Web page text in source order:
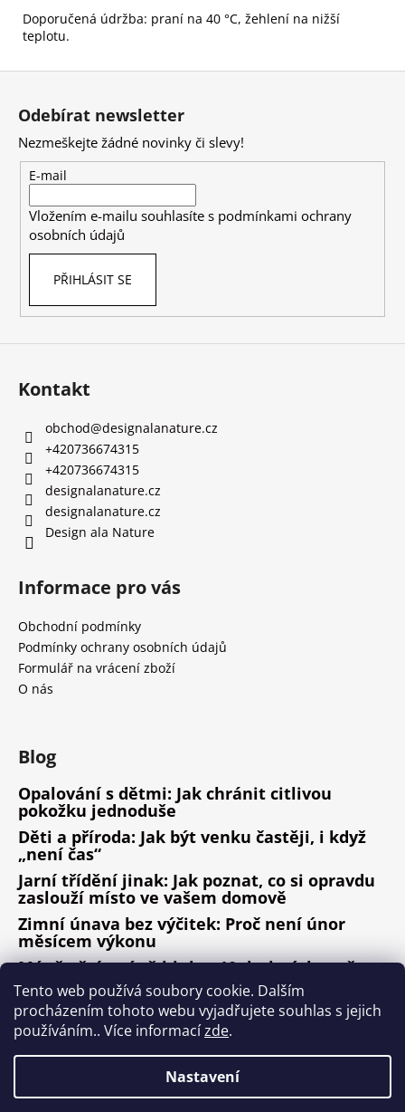
Tento web používá soubory cookie. Dalším
procházením tohoto webu vyjadřujete souhlas s jejich
používáním.. Více informacízde.
Nastavení
Doporučená údržba: praní na 40 °C, žehlení na nižší
teplotu.
Odebírat newsletter
Nezmeškejte žádné novinky či slevy!
E-mail
Vložením e-mailu souhlasíte s podmínkami ochrany
osobních údajů
PŘIHLÁSIT SE
Kontakt
obchod@designalanature.cz
+420736674315
+420736674315
designalanature.cz
designalanature.cz
Design ala Nature
Informace pro vás
Obchodní podmínky
Podmínky ochrany osobních údajů
Formulář na vrácení zboží
O nás
Blog
Opalování s dětmi: Jak chránit citlivou
pokožku jednoduše
Děti a příroda: Jak být venku častěji, i když
„není čas“
Jarní třídění jinak: Jak poznat, co si opravdu
zaslouží místo ve vašem domově
Zimní únava bez výčitek: Proč není únor
měsícem výkonu
Méně věcí, méně hluku: 10 drobných změn,
které fungují
ARCHIV